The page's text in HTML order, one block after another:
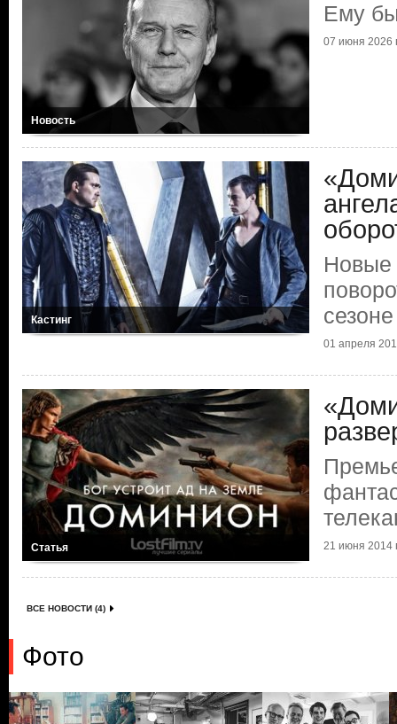
Новость
Ему
07 июня 2026
Кастинг
Новые
сезоне
01 апреля
Статья 21 июня 2014
ВСЕ НОВОСТИ (4)
Фото